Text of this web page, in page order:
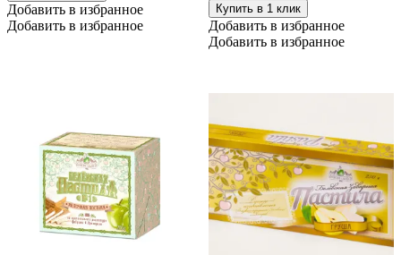
Добавить в избранное
Добавить в избранное
Купить в 1 клик
Добавить в избранное
Добавить в избранное